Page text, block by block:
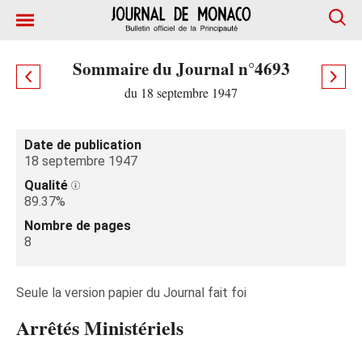
Sommaire du Journal n°4693
du 18 septembre 1947
Date de publication
18 septembre 1947
Qualité
89.37%
Nombre de pages
8
Seule la version papier du Journal fait foi
Arrêtés Ministériels